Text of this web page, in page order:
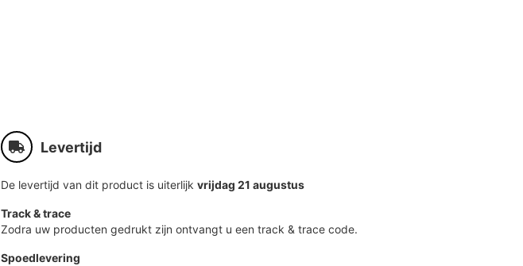
Levertijd
De levertijd van dit product is uiterlijk vrijdag 21 augustus
Track & trace
Zodra uw producten gedrukt zijn ontvangt u een track & trace code.
Spoedlevering